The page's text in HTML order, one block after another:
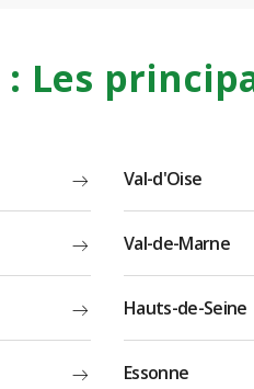
Les
Val-d'Oise
Val-de-Marne
Hauts-de-Seine
Essonne